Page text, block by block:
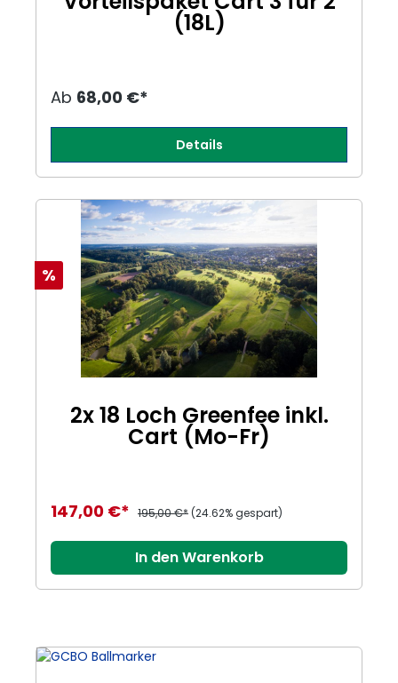
(18L)
Ab 68,00 €*
Details
%
2x 18 Loch Greenfee inkl.
Cart (Mo-Fr)
147,00 €* 195,00 €* (24.62% gespart)
In den Warenkorb